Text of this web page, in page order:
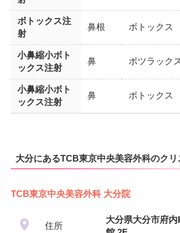
ボトックス注
射
鼻根 ボトックス
小鼻縮小ボト
ックス注射
鼻 ボツラック
小鼻縮小ボト
ックス注射
鼻 ボトックス
大分にあるTCB東京中央美容外科のクリ
TCB東京中央美容外科 大分院
住所
大分県大分市府